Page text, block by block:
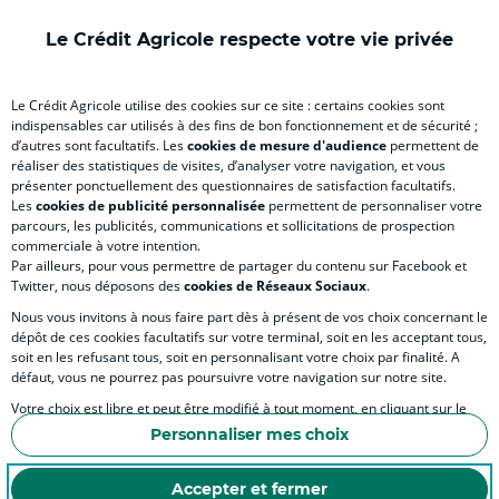
Le Crédit Agricole respecte votre vie privée
Le Crédit Agricole utilise des cookies sur ce site : certains cookies sont
indispensables car utilisés à des fins de bon fonctionnement et de sécurité ;
d’autres sont facultatifs. Lescookies de mesure d'audience permettent de
réaliser des statistiques de visites, d’analyser votre navigation, et vous
présenter ponctuellement des questionnaires de satisfaction facultatifs.
Lescookies de publicité personnalisée permettent de personnaliser votre
parcours, les publicités, communications et sollicitations de prospection
commerciale à votre intention.
Par ailleurs, pour vous permettre de partager du contenu sur Facebook et
Twitter, nous déposons descookies de Réseaux Sociaux.
Nous vous invitons à nous faire part dès à présent de vos choix concernant le
dépôt de ces cookies facultatifs sur votre terminal, soit en les acceptant tous,
soit en les refusant tous, soit en personnalisant votre choix par finalité. A
défaut, vous ne pourrez pas poursuivre votre navigation sur notre site.
Votre choix est libre et peut être modifié à tout moment, en cliquant sur le
lien "Cookies", en bas de page.
Pour en savoir plus sur les responsables de traitement et les finalités, cliquez
sur "Personnaliser mes choix".
Personnaliser mes choix
Accepter et fermer
) onglet
)
) )
)
RELATION BANQUE CLIENT
SITES SPECIALISES
Accessibilité numérique du site
MENTIONS LÉGALES
POLITIQUE DE PROTECTION DES DONNÉES PERSONNELLES DE LA CAISSE
ESPACE SECURITE ET FRAUDE